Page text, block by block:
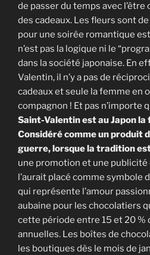
de passer du temps avec l’être
des cadeaux. Les fleurs sont
pour une soirée romantique
n’est pas la logique ni le
dans la société japonaise. En
Valentin, il n’y a pas de
cadeaux et seule la femme en
compagnon ! Et pas n’importe
Saint-Valentin est au Japon la
Considéré comme un produit
guerre, lorsque la tradition
une promotion et une publicité
l’aurait placé comme symbole
qui représente l’amour
aubaine pour les chocolatiers
cette période entre 15 et 20 %
annuelles. Les boîtes de
les boutiques dès le mois de